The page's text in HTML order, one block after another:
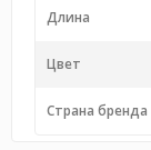
Длина
Цвет
Страна бренда